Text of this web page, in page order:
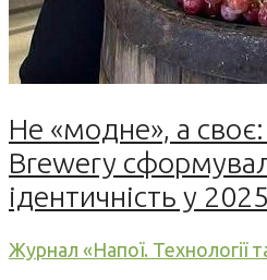
Не «модне», а
Brewery
ідентичність у
Журнал «Напої. Технології